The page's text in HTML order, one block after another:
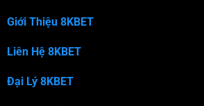
Giới Thiệu 8KBET
Liên Hệ 8KBET
Đại Lý 8KBET